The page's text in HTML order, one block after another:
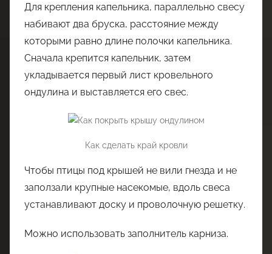
Для крепления капельника, параллельно свесу
набивают два бруска, расстояние между
которыми равно длине полочки капельника.
Сначала крепится капельник, затем
укладывается первый лист кровельного
ондулина и выставляется его свес.
Как сделать край кровли
Чтобы птицы под крышей не вили гнезда и не
заползали крупные насекомые, вдоль свеса
устанавливают доску и проволочную решетку.
Можно использовать заполнитель карниза.